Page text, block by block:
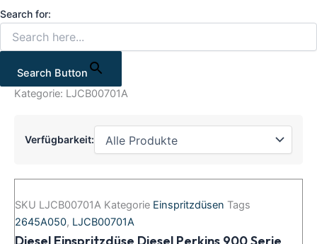
Search for:
Search Button
Kategorie: LJCB00701A
Verfügbarkeit:
SKU LJCB00701A Kategorie Einspritzdüsen Tags
2645A050, LJCB00701A
Einspritzdüse
Perkins
900